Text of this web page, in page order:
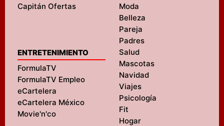
Capitán Ofertas
ENTRETENIMIENTO
FormulaTV
FormulaTV Empleo
eCartelera
eCartelera México
Movie'n'co
Moda
Belleza
Pareja
Padres
Salud
Mascotas
Navidad
Viajes
Psicología
Fit
Hogar